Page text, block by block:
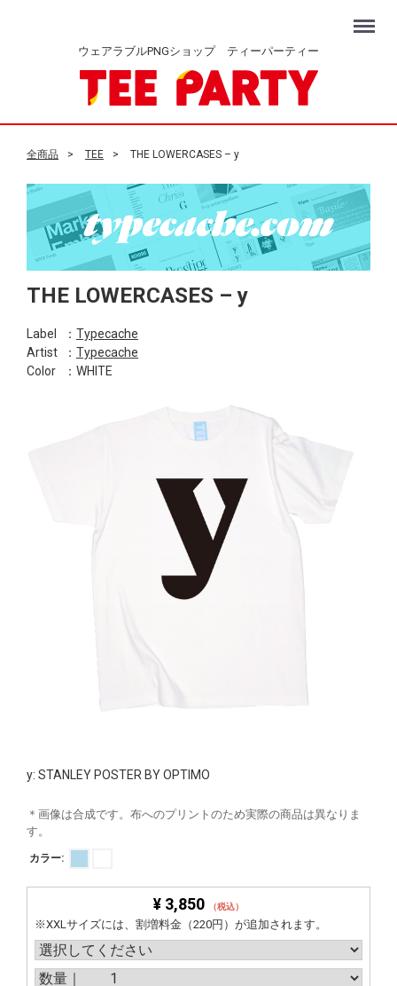
ウェアラブルPNGショップ ティーパーティー
Menu
全商品 TEE THE LOWERCASES – y
THE LOWERCASES – y
Label ： Typecache
Artist
： Typecache
Color
：WHITE
y: STANLEY POSTER BY OPTIMO
＊画像は合成です。布へのプリントのため実際の商品は異なりま
す。
カラー:
¥ 3,850 （税込）
※XXLサイズには、割増料金（220円）が追加されます。